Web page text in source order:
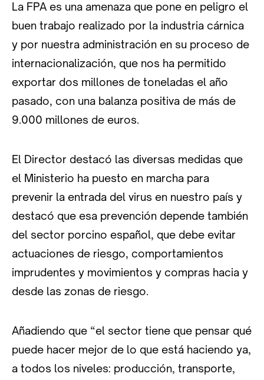
La FPA es una amenaza que pone en peligro el
buen trabajo realizado por la industria cárnica
y por nuestra administración en su proceso de
internacionalización, que nos ha permitido
exportar dos millones de toneladas el año
pasado, con una balanza positiva de más de
9.000 millones de euros.
El Director destacó las diversas medidas que
el Ministerio ha puesto en marcha para
prevenir la entrada del virus en nuestro país y
destacó que esa prevención depende también
del sector porcino español, que debe evitar
actuaciones de riesgo, comportamientos
imprudentes y movimientos y compras hacia y
desde las zonas de riesgo.
Añadiendo que “el sector tiene que pensar qué
puede hacer mejor de lo que está haciendo ya,
a todos los niveles: producción, transporte,